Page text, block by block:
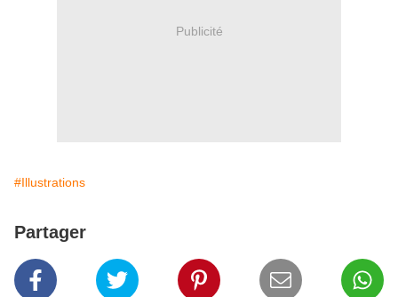
Publicité
#Illustrations
Partager